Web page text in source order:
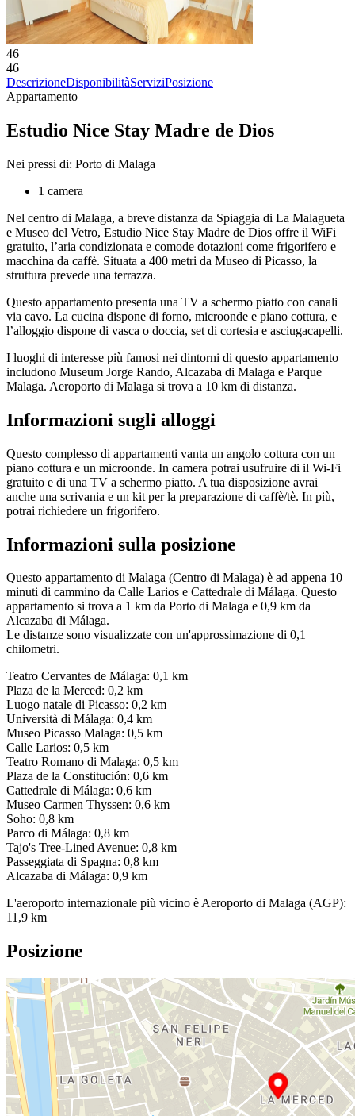
46
46
DescrizioneDisponibilitàServiziPosizione
Appartamento
Estudio Nice Stay Madre de Dios
Nei pressi di: Porto di Malaga
1 camera
Nel centro di Malaga, a breve distanza da Spiaggia di La Malagueta
e Museo del Vetro, Estudio Nice Stay Madre de Dios offre il WiFi
gratuito, l’aria condizionata e comode dotazioni come frigorifero e
macchina da caffè. Situata a 400 metri da Museo di Picasso, la
struttura prevede una terrazza.
Questo appartamento presenta una TV a schermo piatto con canali
via cavo. La cucina dispone di forno, microonde e piano cottura, e
l’alloggio dispone di vasca o doccia, set di cortesia e asciugacapelli.
I luoghi di interesse più famosi nei dintorni di questo appartamento
includono Museum Jorge Rando, Alcazaba di Malaga e Parque
Malaga. Aeroporto di Malaga si trova a 10 km di distanza.
Informazioni sugli alloggi
Questo complesso di appartamenti vanta un angolo cottura con un
piano cottura e un microonde. In camera potrai usufruire di il Wi-Fi
gratuito e di una TV a schermo piatto. A tua disposizione avrai
anche una scrivania e un kit per la preparazione di caffè/tè. In più,
potrai richiedere un frigorifero.
Informazioni sulla posizione
Questo appartamento di Malaga (Centro di Malaga) è ad appena 10
minuti di cammino da Calle Larios e Cattedrale di Málaga. Questo
appartamento si trova a 1 km da Porto di Malaga e 0,9 km da
Alcazaba di Málaga.
Le distanze sono visualizzate con un'approssimazione di 0,1
chilometri.
Teatro Cervantes de Málaga: 0,1 km
Plaza de la Merced: 0,2 km
Luogo natale di Picasso: 0,2 km
Università di Málaga: 0,4 km
Museo Picasso Malaga: 0,5 km
Calle Larios: 0,5 km
Teatro Romano di Malaga: 0,5 km
Plaza de la Constitución: 0,6 km
Cattedrale di Málaga: 0,6 km
Museo Carmen Thyssen: 0,6 km
Soho: 0,8 km
Parco di Málaga: 0,8 km
Tajo's Tree-Lined Avenue: 0,8 km
Passeggiata di Spagna: 0,8 km
Alcazaba di Málaga: 0,9 km
L'aeroporto internazionale più vicino è Aeroporto di Malaga (AGP):
11,9 km
Posizione